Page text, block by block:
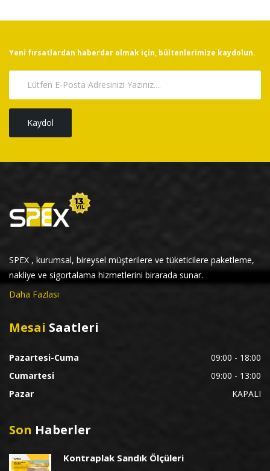
Yeni fırsatlardan haberdar olmak için, bültenlerimize kaydolun.
Kaydol
SPEX , kurumsal, bireysel müşterilere ve tüketicilere paketleme,
nakliye ve sigortalama hizmetlerini birarada sunar.
Daha Fazlası
Mesai Saatleri
Pazartesi-Cuma
09:00 - 18:00
Cumartesi
09:00 - 13:00
Pazar
KAPALI
Son Haberler
Kontraplak Sandık Ölçüleri